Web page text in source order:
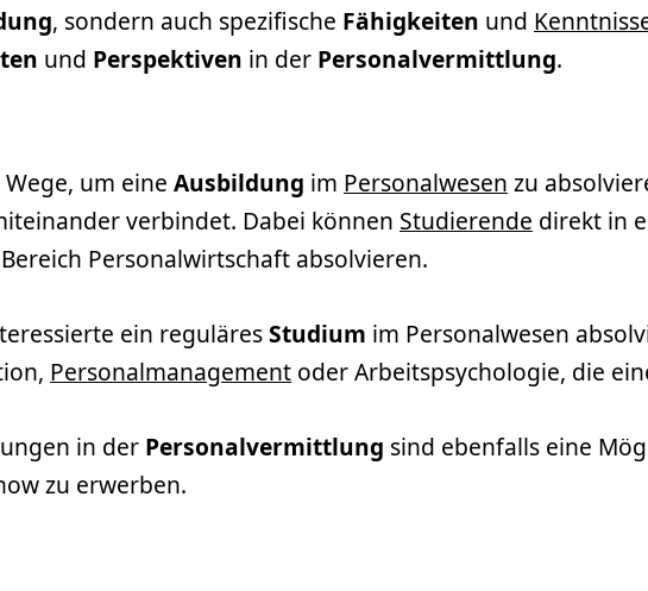
, sondern auch spezifische Fähigkeiten und
und Perspektiven in der Personalvermittlung.
um eine Ausbildung im Personalwesen zu
verbindet. Dabei können Studierende direkt in
Personalwirtschaft absolvieren.
ein reguläresStudium im Personalwesen
Personalmanagement oder Arbeitspsychologie, die
in der Personalvermittlung sind ebenfalls eine
zu erwerben.